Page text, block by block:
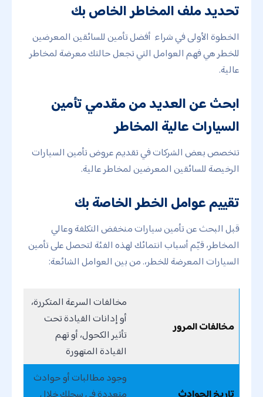
تحديد ملف المخاطر الخاص بك
الخطوة الأولى في شراء أفضل تأمين للسائقين المعرضين
للخطر هي فهم العوامل التي تجعل حالتك معرضة لمخاطر
عالية.
ابحث عن العديد من مقدمي تأمين
السيارات عالية المخاطر
تتخصص بعض الشركات في تقديم عروض تأمين السيارات
الرخيصة للسائقين المعرضين لمخاطر عالية.
تقييم عوامل الخطر الخاصة بك
قبل البحث عن تأمين سيارات منخفض التكلفة وعالي
المخاطر، قيّم أسباب انتمائك لهذه الفئة لتحصل على تأمين
السيارات المعرضة للخطر،. من بين العوامل الشائعة:
مخالفات المرور
مخالفات السرعة المتكررة،
أو إدانات القيادة تحت
تأثير الكحول، أو تهم
القيادة المتهورة
وجود مطالبات أو حوادث